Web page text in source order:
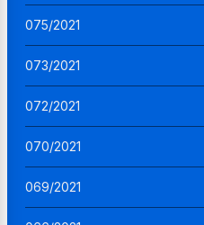
075/2021
073/2021
072/2021
070/2021
069/2021